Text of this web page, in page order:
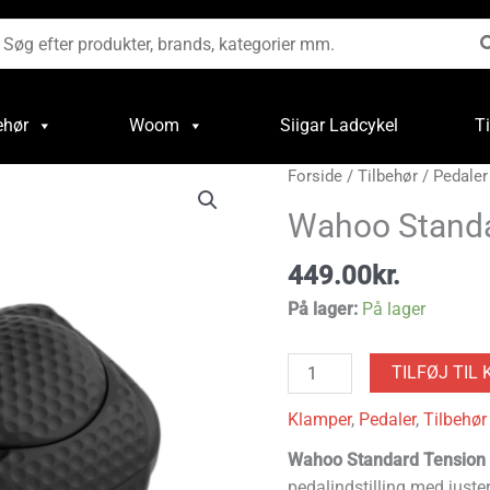
Woom Siigar Ladcykel
Forside /Tilbehør / Pedaler
Wahoo
449.00kr.
På lager: På lager
Wahoo
Tension
antal
TILFØJ TIL
Klamper, Pedaler,Tilbehør
Wahoo Standard